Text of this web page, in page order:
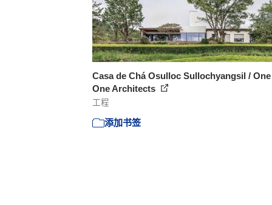
Casa de Chá Osulloc Sullochyangsil /
One Architects
工程
添加书签